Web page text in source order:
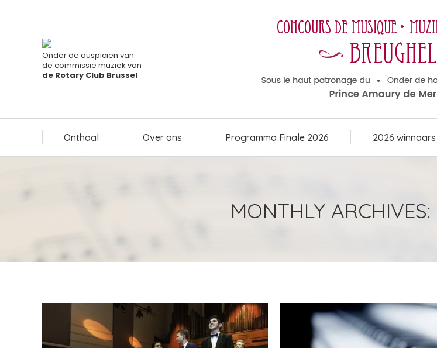
Onder de auspiciën van
de commissie muziek van
de Rotary Club Brussel
Onthaal Over ons Programma Finale 2026 2026 winnaars
MONTHLY ARCHIVES:
Programma Finale 2026 2026 winnaars